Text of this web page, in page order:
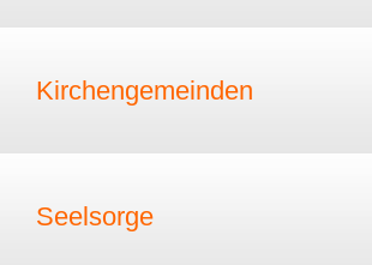
Kirchengemeinden
Seelsorge